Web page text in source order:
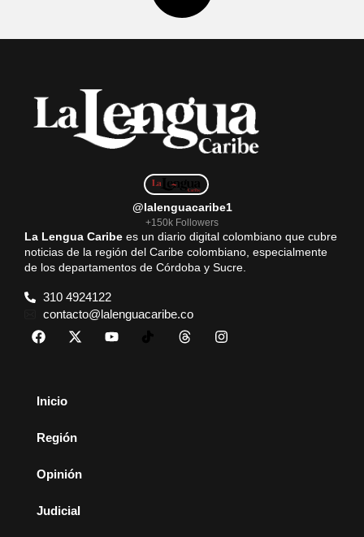
@lalenguacaribe1
+150k Followers
La Lengua Caribe es un diario digital colombiano que cubre
noticias de la región del Caribe colombiano, especialmente
de los departamentos de Córdoba y Sucre.
310 4924122
contacto@lalenguacaribe.co
Inicio
Región
Opinión
Judicial